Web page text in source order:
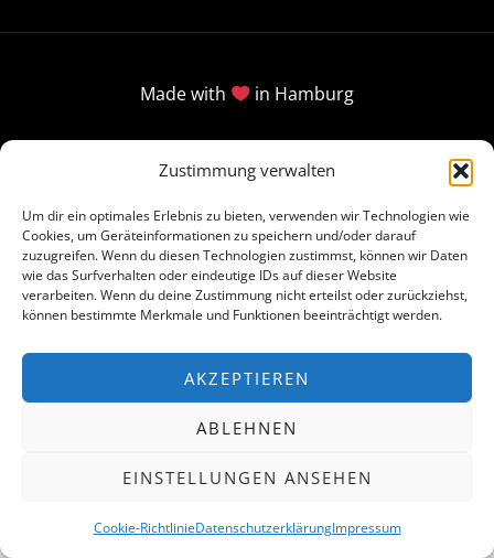
Zustimmung verwalten
Um dir ein optimales Erlebnis zu bieten, verwenden wir Technologien wie
Cookies, um Geräteinformationen zu speichern und/oder darauf
zuzugreifen. Wenn du diesen Technologien zustimmst, können wir Daten
wie das Surfverhalten oder eindeutige IDs auf dieser Website
verarbeiten. Wenn du deine Zustimmung nicht erteilst oder zurückziehst,
können bestimmte Merkmale und Funktionen beeinträchtigt werden.
AKZEPTIEREN
ABLEHNEN
EINSTELLUNGEN ANSEHEN
Cookie-RichtlinieDatenschutzerklärungImpressum
Made with in Hamburg